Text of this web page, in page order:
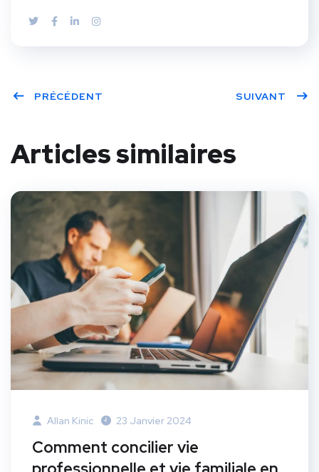
PRÉCÉDENT SUIVANT
Articles similaires
Allan Kinic 23 Janvier 2024
Comment concilier vie